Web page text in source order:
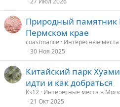
Природный памятник
Пермском крае
coastmance
Интересные места
30 Ноя 2025
Китайский парк
идти и как добраться
Ks12 Интересные места в
21 Окт 2025